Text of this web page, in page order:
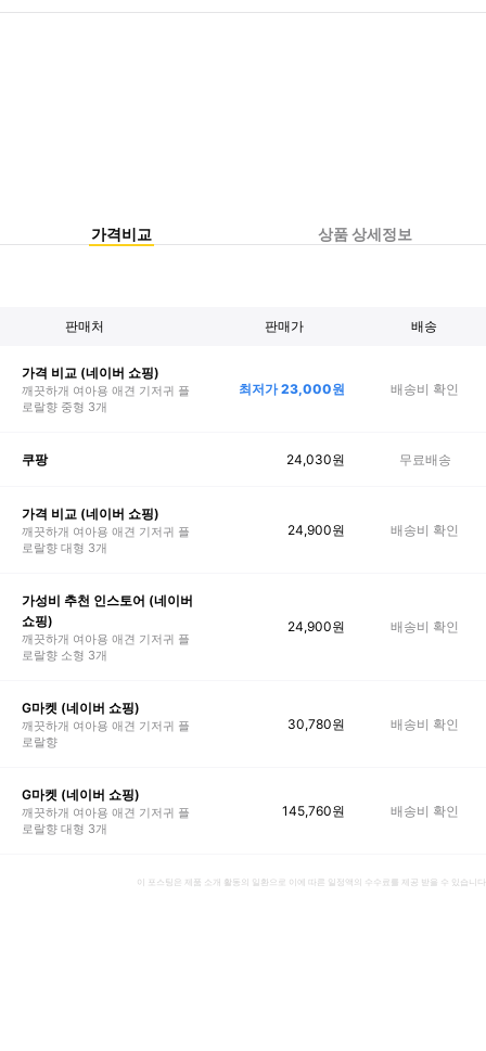
가격비교 상품 상세정보
판매처 판매가 배송
가격 비교 (네이버 쇼핑)
깨끗하개 여아용 애견 기저귀 플
로랄향 중형 3개
최저가23,000원 배송비 확인
쿠팡 24,030원 무료배송
가격 비교 (네이버 쇼핑)
깨끗하개 여아용 애견 기저귀 플
로랄향 대형 3개
24,900원 배송비 확인
가성비 추천 인스토어 (네이버
쇼핑)
깨끗하개 여아용 애견 기저귀 플
로랄향 소형 3개
24,900원 배송비 확인
G마켓 (네이버 쇼핑)
깨끗하개 여아용 애견 기저귀 플
로랄향
30,780원 배송비 확인
G마켓 (네이버 쇼핑)
깨끗하개 여아용 애견 기저귀 플
로랄향 대형 3개
145,760원 배송비 확인
이 포스팅은 제품 소개 활동의 일환으로 이에 따른 일정액의 수수료를 제공 받을 수 있습니다